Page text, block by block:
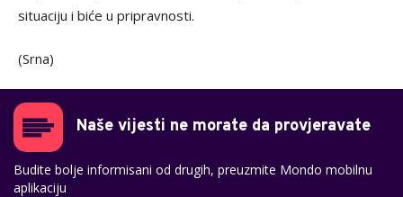
situaciju i biće u pripravnosti.
(Srna)
Naše vijesti ne morate da provjeravate
Budite bolje informisani od drugih, preuzmite Mondo mobilnu
aplikaciju